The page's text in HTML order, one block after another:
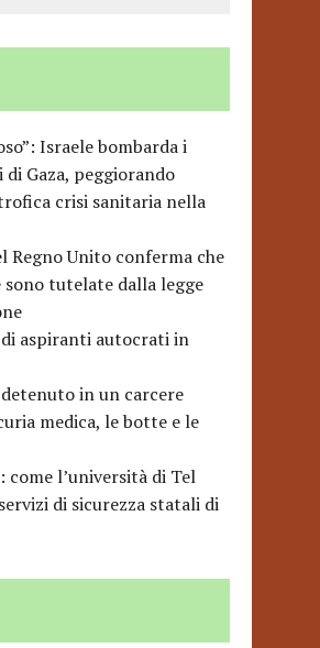
Israele bombarda i
Gaza, peggiorando
crisi sanitaria nella
Regno Unito conferma che
tutelate dalla legge
di aspiranti autocrati in
in un carcere
medica, le botte e le
come l’università di Tel
di sicurezza statali di